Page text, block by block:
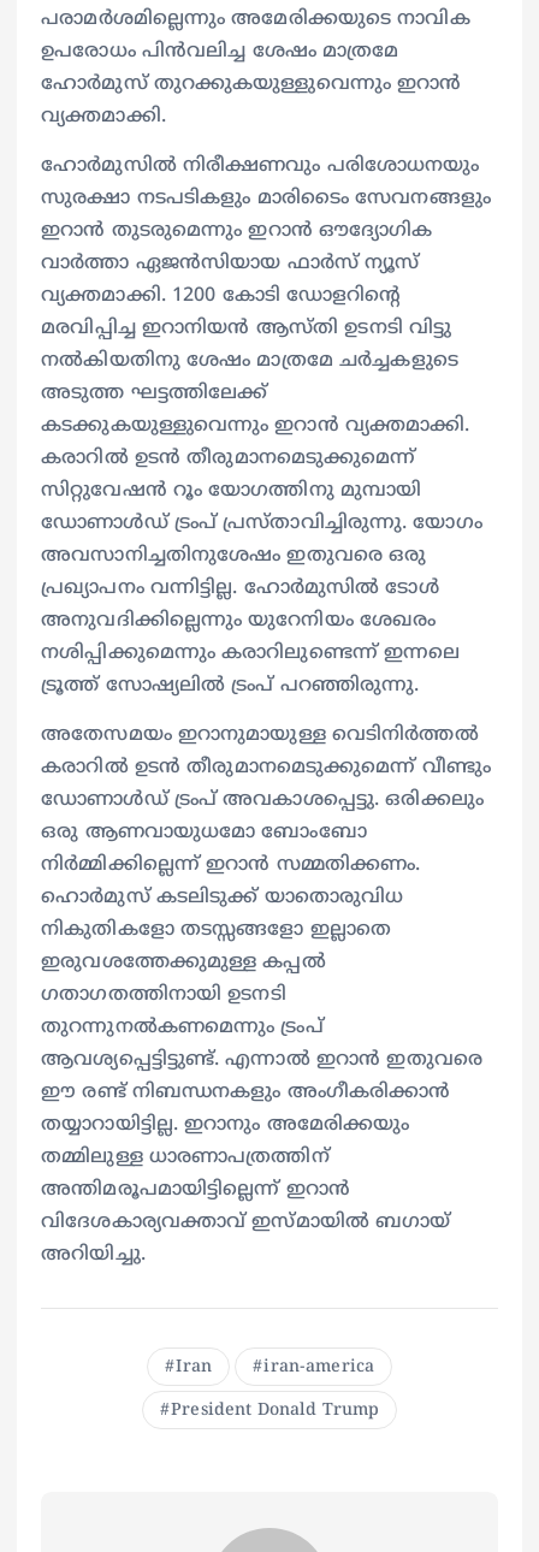
പരാമർശമില്ലെന്നും അമേരിക്കയുടെ നാവിക
ഉപരോധം പിൻവലിച്ച ശേഷം മാത്രമേ
ഹോർമുസ് തുറക്കുകയുള്ളുവെന്നും ഇറാൻ
വ്യക്തമാക്കി.
ഹോർമുസിൽ നിരീക്ഷണവും പരിശോധനയും
സുരക്ഷാ നടപടികളും മാരിടൈം സേവനങ്ങളും
ഇറാൻ തുടരുമെന്നും ഇറാൻ ഔദ്യോഗിക
വാർത്താ ഏജൻസിയായ ഫാർസ് ന്യൂസ്
വ്യക്തമാക്കി. 1200 കോടി ഡോളറിന്റെ
മരവിപ്പിച്ച ഇറാനിയൻ ആസ്തി ഉടനടി വിട്ടു
നൽകിയതിനു ശേഷം മാത്രമേ ചർച്ചകളുടെ
അടുത്ത ഘട്ടത്തിലേക്ക്
കടക്കുകയുള്ളുവെന്നും ഇറാൻ വ്യക്തമാക്കി.
കരാറിൽ ഉടൻ തീരുമാനമെടുക്കുമെന്ന്
സിറ്റുവേഷൻ റൂം യോഗത്തിനു മുമ്പായി
ഡോണാൾഡ് ട്രംപ് പ്രസ്താവിച്ചിരുന്നു. യോഗം
അവസാനിച്ചതിനുശേഷം ഇതുവരെ ഒരു
പ്രഖ്യാപനം വന്നിട്ടില്ല. ഹോർമുസിൽ ടോൾ
അനുവദിക്കില്ലെന്നും യുറേനിയം ശേഖരം
നശിപ്പിക്കുമെന്നും കരാറിലുണ്ടെന്ന് ഇന്നലെ
ട്രൂത്ത് സോഷ്യലിൽ ട്രംപ് പറഞ്ഞിരുന്നു.
അതേസമയം ഇറാനുമായുള്ള വെടിനിർത്തൽ
കരാറിൽ ഉടൻ തീരുമാനമെടുക്കുമെന്ന് വീണ്ടും
ഡോണാൾഡ് ട്രംപ് അവകാശപ്പെട്ടു. ഒരിക്കലും
ഒരു ആണവായുധമോ ബോംബോ
നിർമ്മിക്കില്ലെന്ന് ഇറാൻ സമ്മതിക്കണം.
ഹൊർമുസ് കടലിടുക്ക് യാതൊരുവിധ
നികുതികളോ തടസ്സങ്ങളോ ഇല്ലാതെ
ഇരുവശത്തേക്കുമുള്ള കപ്പൽ
ഗതാഗതത്തിനായി ഉടനടി
തുറന്നുനൽകണമെന്നും ട്രംപ്
ആവശ്യപ്പെട്ടിട്ടുണ്ട്. എന്നാൽ ഇറാൻ ഇതുവരെ
ഈ രണ്ട് നിബന്ധനകളും അംഗീകരിക്കാൻ
തയ്യാറായിട്ടില്ല. ഇറാനും അമേരിക്കയും
തമ്മിലുള്ള ധാരണാപത്രത്തിന്
അന്തിമരൂപമായിട്ടില്ലെന്ന് ഇറാൻ
വിദേശകാര്യവക്താവ് ഇസ്മായിൽ ബഗായ്
അറിയിച്ചു.
Iran iran-america
President Donald Trump